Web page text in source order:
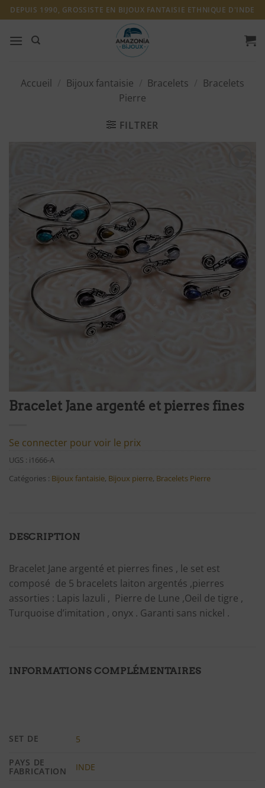
Passer
au
contenu
DEPUIS 1990, GROSSISTE EN BIJOUX FANTAISIE ETHNIQUE D'INDE
Accueil Bijoux fantaisie Bracelets
Bracelets
Pierre
FILTRER
Bracelet Jane argenté et pierres fines
Se connecter pour voir le prix
UGS : i1666-A
Catégories : Bijoux fantaisie, Bijoux pierre, Bracelets Pierre
DESCRIPTION
Bracelet Jane argenté et pierres fines , le set est
composé de 5 bracelets laiton argentés ,pierres
assorties : Lapis lazuli , Pierre de Lune ,Oeil de tigre ,
Turquoise d’imitation , onyx . Garanti sans nickel .
INFORMATIONS COMPLÉMENTAIRES
SET DE 5
PAYS DE
FABRICATION INDE